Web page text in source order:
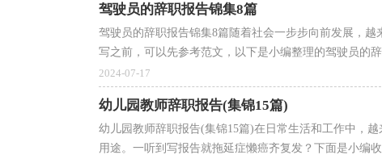
驾驶员的辞职报告锦集8篇
驾驶员的辞职报告锦集8篇随着社会一步步向前发展，
写之前，可以先参考范文，以下是小编整理的驾驶员的
2024-07-17
幼儿园教师辞职报告(集锦15篇)
幼儿园教师辞职报告(集锦15篇)在日常生活和工作中，
用途。一听到写报告就拖延症懒癌齐复发？下面是小编